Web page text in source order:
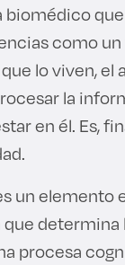
biomédico
como
lo viven, el
la
en él. Es,
un elemento
determina
procesa